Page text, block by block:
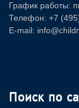
График работы:
Телефон: +7
E-mail:
Поиск по